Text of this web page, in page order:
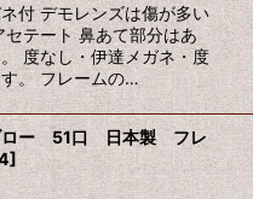
付 デモレンズは傷が多い
テート 鼻あて部分はあ
度なし・伊達メガネ・度
。 フレームの…
ー 51口 日本製 フレ
]